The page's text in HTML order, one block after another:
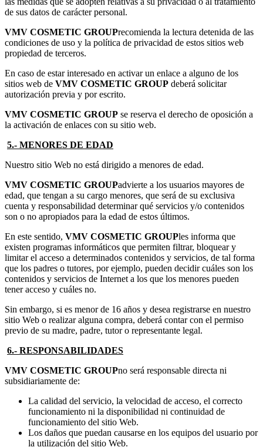
de sus datos de carácter personal.
VMV COSMETIC GROUPrecomienda la lectura detenida de las
condiciones de uso y la política de privacidad de estos sitios web
propiedad de terceros.
En caso de estar interesado en activar un enlace a alguno de los
sitios web de VMV COSMETIC GROUP deberá solicitar
autorización previa y por escrito.
VMV COSMETIC GROUP se reserva el derecho de oposición a
la activación de enlaces con su sitio web.
5.- MENORES DE EDAD
Nuestro sitio Web no está dirigido a menores de edad.
VMV COSMETIC GROUPadvierte a los usuarios mayores de
edad, que tengan a su cargo menores, que será de su exclusiva
cuenta y responsabilidad determinar qué servicios y/o contenidos
son o no apropiados para la edad de estos últimos.
En este sentido, VMV COSMETIC GROUPles informa que
existen programas informáticos que permiten filtrar, bloquear y
limitar el acceso a determinados contenidos y servicios, de tal forma
que los padres o tutores, por ejemplo, pueden decidir cuáles son los
contenidos y servicios de Internet a los que los menores pueden
tener acceso y cuáles no.
Sin embargo, si es menor de 16 años y desea registrarse en nuestro
sitio Web o realizar alguna compra, deberá contar con el permiso
previo de su madre, padre, tutor o representante legal.
6.- RESPONSABILIDADES
VMV COSMETIC GROUPno será responsable directa ni
subsidiariamente de:
La calidad del servicio, la velocidad de acceso, el correcto
funcionamiento ni la disponibilidad ni continuidad de
funcionamiento del sitio Web.
Los daños que puedan causarse en los equipos del usuario por
la utilización del sitio Web.